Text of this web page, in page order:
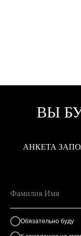
ВЫ
АНКЕТА
Обязательно буду